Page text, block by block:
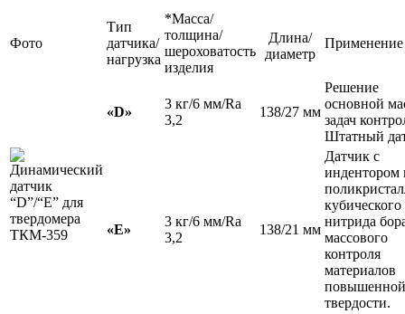
Фото
Тип
датчика/
нагрузка
*Масса/
толщина/
шероховатость
изделия
Длина/
диаметр
Применение
«D»
3 кг/6 мм/Ra
3,2
138/27 мм
Решение
основной
задач
Штатный
«E»
3 кг/6 мм/Ra
3,2
138/21 мм
Датчик с
индентором
кубического
нитрида
массового
контроля
материалов
повышенной
твердости.